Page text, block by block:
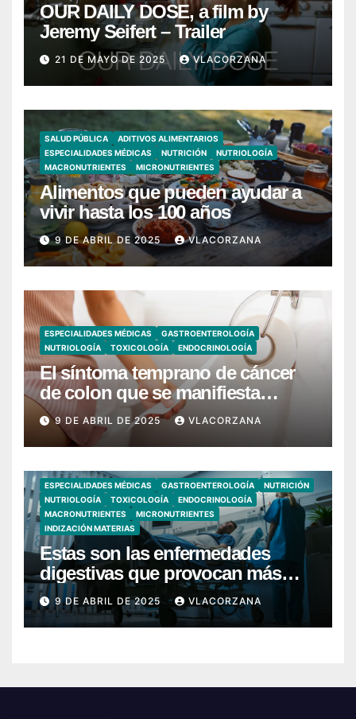
OUR DAILY DOSE, a film by
Jeremy Seifert – Trailer
21 DE MAYO DE 2025 VLACORZANA
SALUD PÚBLICA
ADITIVOS ALIMENTARIOS
ESPECIALIDADES MÉDICAS
NUTRICIÓN
NUTRIOLOGÍA
MACRONUTRIENTES
MICRONUTRIENTES
Alimentos que pueden ayudar a
vivir hasta los 100 años
9 DE ABRIL DE 2025 VLACORZANA
ESPECIALIDADES MÉDICAS
GASTROENTEROLOGÍA
NUTRIOLOGÍA
TOXICOLOGÍA ENDOCRINOLOGÍA
El síntoma temprano de cáncer
de colon que se manifiesta
cuando vas al baño
9 DE ABRIL DE 2025 VLACORZANA
ESPECIALIDADES MÉDICAS GASTROENTEROLOGÍA
NUTRICIÓN
NUTRIOLOGÍA
TOXICOLOGÍA
ENDOCRINOLOGÍA
MACRONUTRIENTES
MICRONUTRIENTES
INDIZACIÓN MATERIAS
Estas son las enfermedades
digestivas que provocan más
hospitalizaciones en España
9 DE ABRIL DE 2025 VLACORZANA